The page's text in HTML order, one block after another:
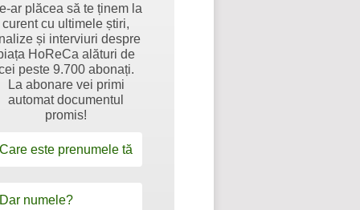
ar plăcea să te ținem la
curent cu ultimele știri,
și interviuri despre
HoReCa alături de
peste 9.700 abonați.
La abonare vei primi
automat documentul
promis!